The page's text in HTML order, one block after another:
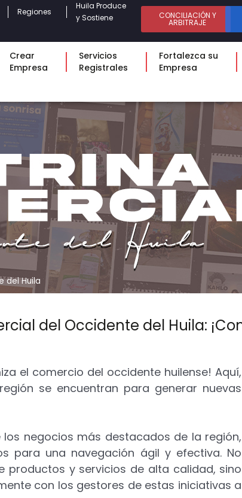
Regiones
Huila Produce
y Sostiene
CONCILIACIÓN Y
ARBITRAJE
Crear
Empresa
Servicios
Registrales
Fortalezca su
Empresa
del Huila
del Occidente del Huila:
el comercio del occidente huilense! Aquí,
se encuentran para generar nuevas
negocios más destacados de la región,
para una navegación ágil y efectiva. No
y servicios de alta calidad, sino
con los gestores de estas iniciativas a